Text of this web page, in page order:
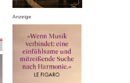
Anzeige